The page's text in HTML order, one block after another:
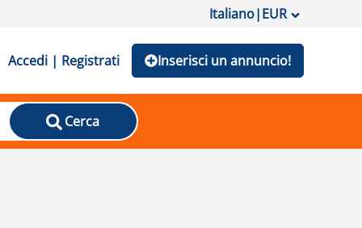
Italiano|EUR
Accedi | Registrati Inserisci un annuncio!
Cerca